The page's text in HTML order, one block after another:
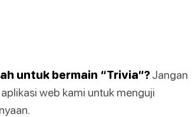
untuk bermain “Trivia”?Jangan
web kami untuk menguji